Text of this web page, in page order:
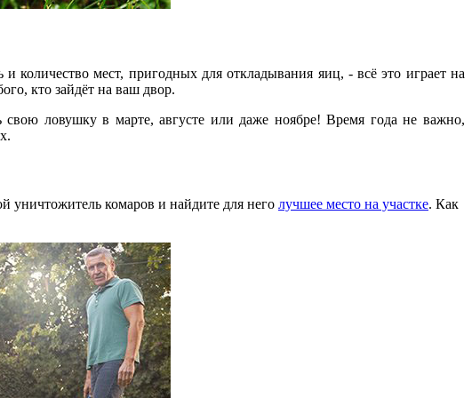
количество мест, пригодных для откладывания яиц, - всё это играет на
кто зайдёт на ваш двор.
ловушку в марте, августе или даже ноябре! Время года не важно,
уничтожитель комаров и найдите для него лучшее место на участке. Как